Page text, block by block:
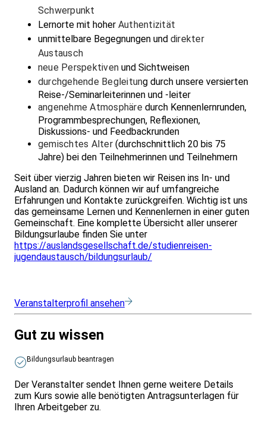
Schwerpunkt
Lernorte mit hoher Authentizität
unmittelbare Begegnungen und direkter
Austausch
neue Perspektiven und Sichtweisen
durchgehende Begleitung durch unsere versierten
Reise-/Seminarleiterinnen und -leiter
angenehme Atmosphäredurch Kennenlernrunden,
Programmbesprechungen, Reflexionen,
Diskussions- und Feedbackrunden
gemischtes Alter(durchschnittlich 20 bis 75
Jahre) bei den Teilnehmerinnen und Teilnehmern
Seit über vierzig Jahren bieten wir Reisen ins In- und
Ausland an. Dadurch können wir auf umfangreiche
Erfahrungen und Kontakte zurückgreifen. Wichtig ist uns
das gemeinsame Lernen und Kennenlernen in einer guten
Gemeinschaft. Eine komplette Übersicht aller unserer
Bildungsurlaube finden Sie unter
https://auslandsgesellschaft.de/studienreisen-
jugendaustausch/bildungsurlaub/
Veranstalterprofil ansehen
Gut zu wissen
Bildungsurlaub beantragen
Der Veranstalter sendet Ihnen gerne weitere Details
zum Kurs sowie alle benötigten Antragsunterlagen für
Ihren Arbeitgeber zu.